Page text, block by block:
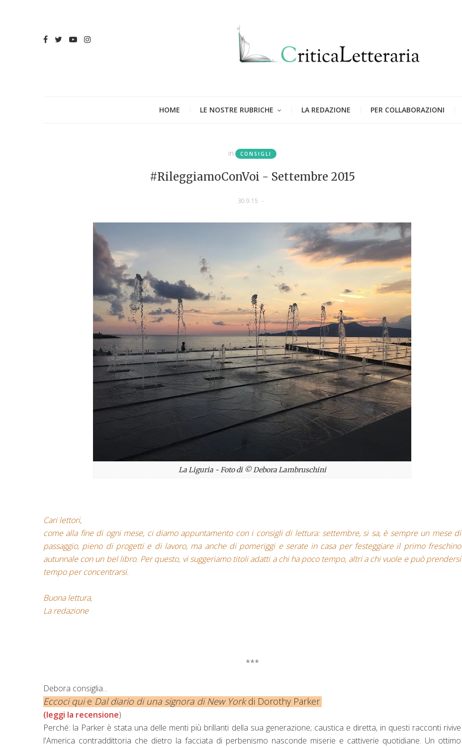
HOME LE NOSTRE RUBRICHE LA REDAZIONE PER COLLABORAZIONI
in CONSIGLI
#RileggiamoConVoi - Settembre 2015
30.9.15 -
La Liguria - Foto di © Debora Lambruschini
Cari lettori,
come alla fine di ogni mese, ci diamo appuntamento con i consigli di lettura: settembre, si sa, è sempre un mese di
passaggio, pieno di progetti e di lavoro, ma anche di pomeriggi e serate in casa per festeggiare il primo freschino
autunnale con un bel libro. Per questo, vi suggeriamo titoli adatti a chi ha poco tempo, altri a chi vuole e può prendersi
tempo per concentrarsi.
Buona lettura,
La redazione
***
Debora consiglia...
Eccoci quie Dal diario di una signora di New Yorkdi Dorothy Parker
(leggi la recensione)
Perché: la Parker è stata una delle menti più brillanti della sua generazione; caustica e diretta, in questi racconti rivive
l'America contraddittoria che dietro la facciata di perbenismo nasconde miserie e cattiverie quotidiane. Un ottimo